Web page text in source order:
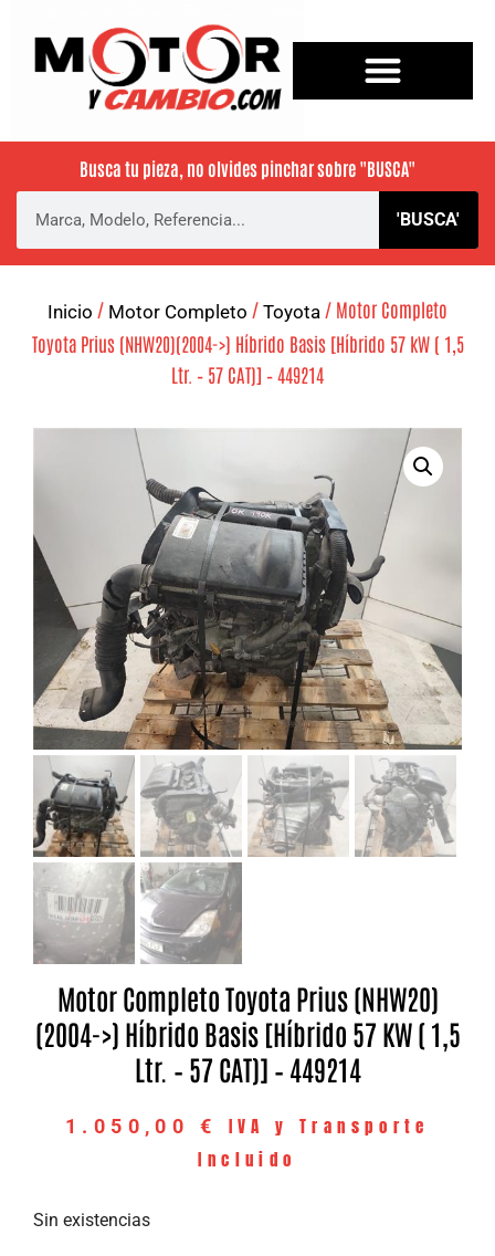
Busca tu pieza, no olvides pinchar sobre "BUSCA"
'BUSCA'
Inicio / Motor Completo / Toyota / Motor Completo
Toyota Prius (NHW20)(2004->) Híbrido Basis [Híbrido 57 kW ( 1,5
Ltr. – 57 CAT)] – 449214
Motor Completo Toyota Prius (NHW20)
(2004->) Híbrido Basis [Híbrido 57 KW ( 1,5
Ltr. – 57 CAT)] – 449214
1.050,00 €
IVA y Transporte
Incluido
Sin existencias